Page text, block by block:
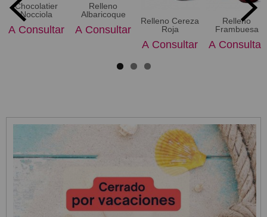
Chocolatier
Nocciola
A Consultar
Relleno
Albaricoque
A Consultar
Relleno Cereza
Roja
A Consultar
Relleno
Frambuesa
A Consultar